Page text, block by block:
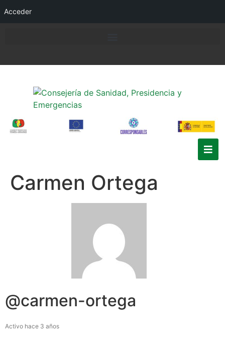
Acceder
Carmen Ortega
@carmen-ortega
Activo hace 3 años